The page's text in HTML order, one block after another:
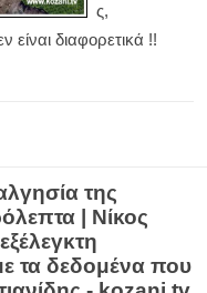
ς,
διαφορετικά !!
της
| Νίκος
τα δεδομένα που